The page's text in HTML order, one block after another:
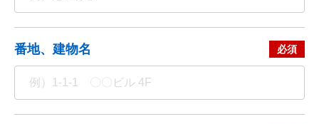
番地、建物名